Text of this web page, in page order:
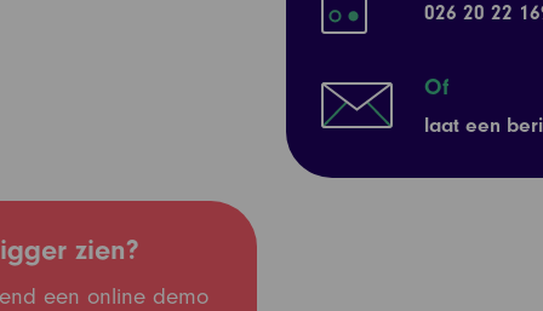
026 20 22
Of
laat een
zien?
een online demo